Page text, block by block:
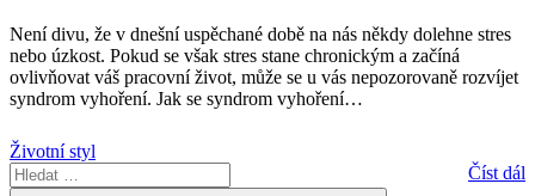
Není divu, že v dnešní uspěchané době na nás někdy dolehne stres
nebo úzkost. Pokud se však stres stane chronickým a začíná
ovlivňovat váš pracovní život, může se u vás nepozorovaně rozvíjet
syndrom vyhoření. Jak se syndrom vyhoření…
Životní styl
Číst dál
Hledat: